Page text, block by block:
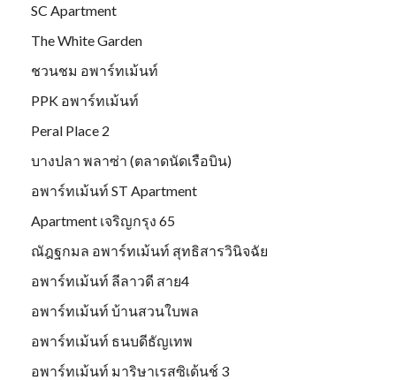
SC Apartment
The White Garden
ชวนชม อพาร์ทเม้นท์
PPK อพาร์ทเม้นท์
Peral Place 2
บางปลา พลาซ่า (ตลาดนัดเรือบิน)
อพาร์ทเม้นท์ ST Apartment
Apartment เจริญกรุง 65
ณัฎฐกมล อพาร์ทเม้นท์ สุทธิสารวินิจฉัย
อพาร์ทเม้นท์ ลีลาวดี สาย4
อพาร์ทเม้นท์ บ้านสวนใบพล
อพาร์ทเม้นท์ ธนบดีธัญเทพ
อพาร์ทเม้นท์ มาริษาเรสซิเด้นช์ 3